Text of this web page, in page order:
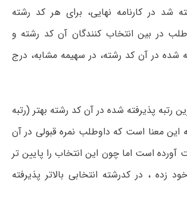
شد در کارنامه نهایی، برای هر کد رشته
در بین انتخاب کنندگان آن کد رشته و
شده در آن کد رشته، در سهیمه مشابه، درج
رتبه پذیرفته شده در آن کد رشته بهتر (رتبه
این معنا است که داوطلب نمره قبولی در آن
آورده است اما چون این انتخاب را پایین تر
زده ، در کدرشته انتخابی بالاتر پذیرفته